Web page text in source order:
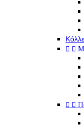
 
 